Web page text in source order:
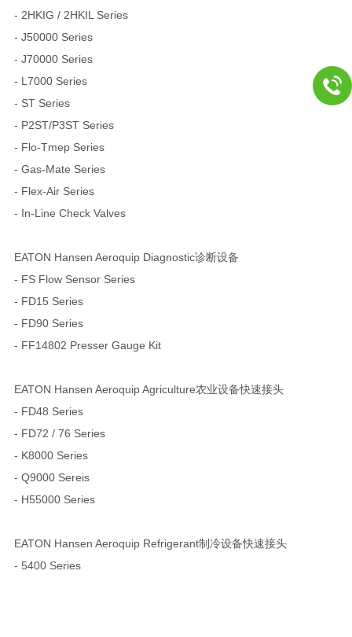
- 2HKIG / 2HKIL Series
- J50000 Series
- J70000 Series
- L7000 Series
- ST Series
- P2ST/P3ST Series
- Flo-Tmep Series
- Gas-Mate Series
- Flex-Air Series
- In-Line Check Valves
EATON Hansen Aeroquip Diagnostic诊断设备
- FS Flow Sensor Series
- FD15 Series
- FD90 Series
- FF14802 Presser Gauge Kit
EATON Hansen Aeroquip Agriculture农业设备快速接头
- FD48 Series
- FD72 / 76 Series
- K8000 Series
- Q9000 Sereis
- H55000 Series
EATON Hansen Aeroquip Refrigerant制冷设备快速接头
- 5400 Series